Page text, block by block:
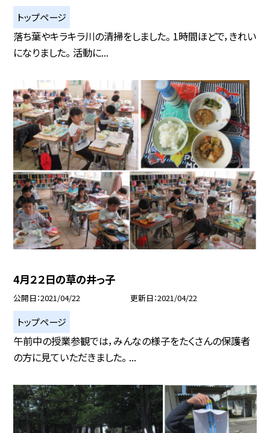
トップページ
落ち葉やキラキラ川の清掃をしました。 1時間ほどで，きれい
になりました。 活動に...
4月２２日の草の井っ子
公開日 2021/04/22 更新日 2021/04/22
トップページ
午前中の授業参観では，みんなの様子をたくさんの保護者
の方に見ていただきました。 ...